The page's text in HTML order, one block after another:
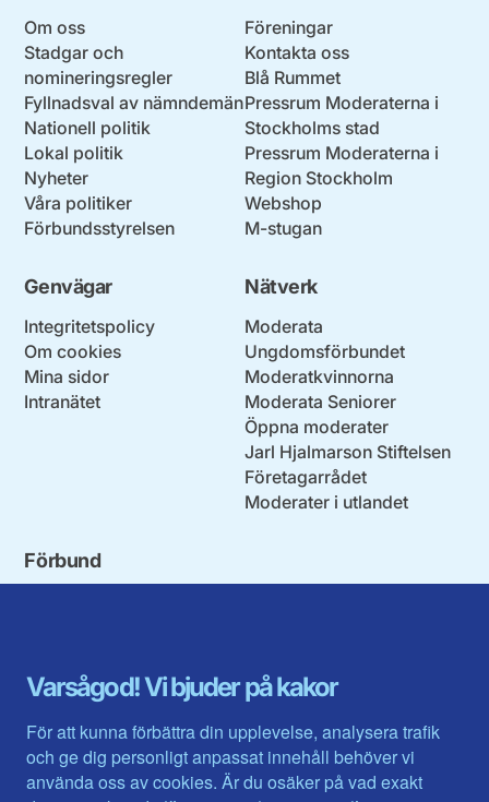
Varsågod! Vi bjuder på kakor
För att kunna förbättra din upplevelse, analysera trafik
och ge dig personligt anpassat innehåll behöver vi
använda oss av cookies. Är du osäker på vad exakt
Om oss
Stadgar och
nomineringsregler
Fyllnadsval av nämndemän
Nationell politik
Lokal politik
Nyheter
Våra politiker
Förbundsstyrelsen
Föreningar
Kontakta oss
Blå Rummet
Pressrum Moderaterna i
Stockholms stad
Pressrum Moderaterna i
Region Stockholm
Webshop
M-stugan
Genvägar
Integritetspolicy
Om cookies
Mina sidor
Intranätet
Nätverk
Moderata
Ungdomsförbundet
Moderatkvinnorna
Moderata Seniorer
Öppna moderater
Jarl Hjalmarson Stiftelsen
Företagarrådet
Moderater i utlandet
Förbund
Gävleborg
Halland
Jämtlands län
Jönköpings län
Kalmar län
Värmlands län
Västerbotten
Västra Götaland
Västernorrland
Västmanland